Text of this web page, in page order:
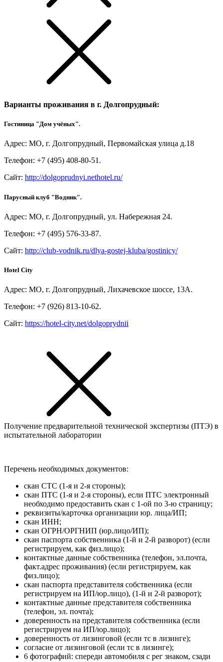
Варианты проживания в г. Долгопрудный:
Гостиница "Дом учёных".
Адрес: МО, г. Долгопрудный, Первомайская улица д.18
Телефон: +7 (495) 408-80-51.
Сайт: http://dolgoprudnyi.nethotel.ru/
Парусный клуб "Водник".
Адрес: МО, г. Долгопрудный, ул. Набережная 24.
Телефон: +7 (495) 576-33-87.
Сайт: http://club-vodnik.ru/dlya-gostej-kluba/gostinicy/
Hotel City
Адрес: МО, г. Долгопрудный, Лихачевское шоссе, 13А.
Телефон: +7 (926) 813-10-62.
Сайт: https://hotel-city.net/dolgoprydnii
Получение предварительной технической экспертизы (ПТЭ) в
испытательной лаборатории
Перечень необходимых документов:
скан СТС (1-я и 2-я стороны);
скан ПТС (1-я и 2-я стороны), если ПТС электронный
необходимо предоставить скан с 1-ой по 3-ю страницу;
реквизиты/карточка организации юр. лица/ИП;
скан ИНН;
скан ОГРН/ОРГНИП (юр.лицо/ИП);
скан паспорта собственника (1-й и 2-й разворот) (если
регистрируем, как физ.лицо);
контактные данные собственника (телефон, эл.почта,
факт.адрес проживания) (если регистрируем, как
физ.лицо);
скан паспорта представителя собственника (если
регистрируем на ИП/юр.лицо), (1-й и 2-й разворот);
контактные данные представителя собственника
(телефон, эл. почта);
доверенность на представителя собственника (если
регистрируем на ИП/юр.лицо);
доверенность от лизинговой (если тс в лизинге);
согласие от лизинговой (если тс в лизинге);
6 фотографий: спереди автомобиля с рег знаком, сзади